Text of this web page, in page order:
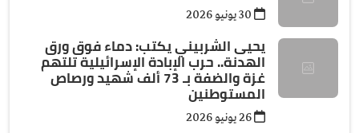
يحيى الشربيني يكتب: دماء فوق ورق
الهدنة.. حرب الإبادة الإسرائيلية تلتهم
غزة والضفة بـ 73 ألف شهيد ورصاص
المستوطنين